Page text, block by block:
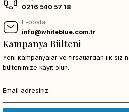
0216 540 57 18
E-posta
info@whiteblue.com.tr
Kampanya Bülteni
Yeni kampanyalar ve fırsatlardan ilk siz
bültenimize kayıt olun.